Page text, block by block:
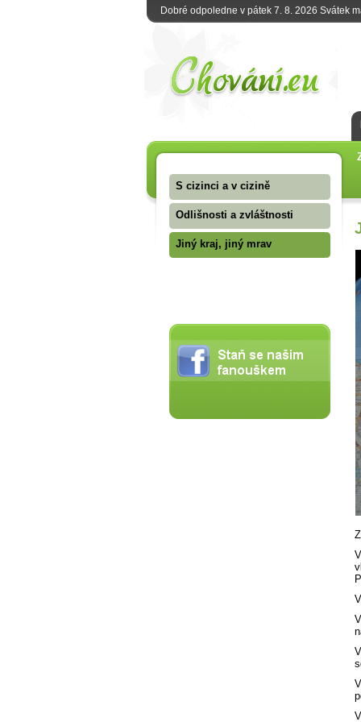
Dobré odpoledne v pátek 7. 8. 2026 Svátek
S cizinci a v cizině
Odlišnosti a zvláštnosti
Jiný kraj, jiný mrav